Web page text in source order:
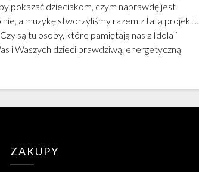
pokazać dzieciakom, czym naprawdę jest
a muzykę stworzyliśmy razem z tatą projektu
są tu osoby, które pamiętają nas z Idola i
i Waszych dzieci prawdziwą, energetyczną
ZAKUPY